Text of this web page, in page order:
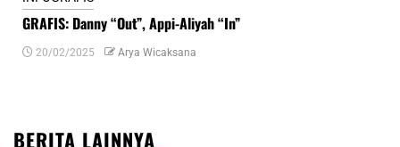
GRAFIS: Danny “Out”, Appi-Aliyah “In”
20/02/2025 Arya Wicaksana
BERITA LAINNYA